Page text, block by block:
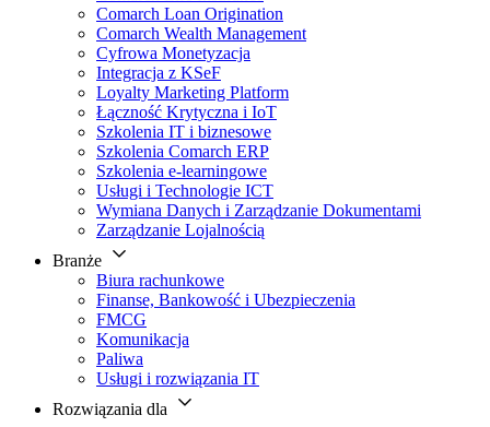
Comarch Loan Origination
Comarch Wealth Management
Cyfrowa Monetyzacja
Integracja z KSeF
Loyalty Marketing Platform
Łączność Krytyczna i IoT
Szkolenia IT i biznesowe
Szkolenia Comarch ERP
Szkolenia e-learningowe
Usługi i Technologie ICT
Wymiana Danych i Zarządzanie Dokumentami
Zarządzanie Lojalnością
Branże
Biura rachunkowe
Finanse, Bankowość i Ubezpieczenia
FMCG
Komunikacja
Paliwa
Usługi i rozwiązania IT
Rozwiązania dla